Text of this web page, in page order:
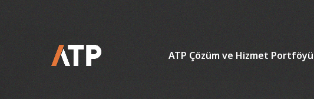
ATP Çözüm ve Hizmet Portföyü